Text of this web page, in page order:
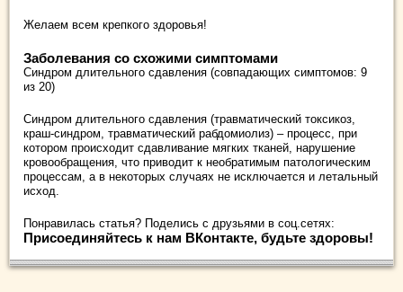
Желаем всем крепкого здоровья!
Заболевания со схожими симптомами
Синдром длительного сдавления (совпадающих симптомов: 9
из 20)
Синдром длительного сдавления (травматический токсикоз,
краш-синдром, травматический рабдомиолиз) – процесс, при
котором происходит сдавливание мягких тканей, нарушение
кровообращения, что приводит к необратимым патологическим
процессам, а в некоторых случаях не исключается и летальный
исход.
Понравилась статья? Поделись с друзьями в соц.сетях:
Присоединяйтесь к нам ВКонтакте, будьте здоровы!